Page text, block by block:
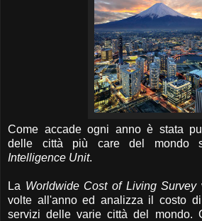
Come accade ogni anno è stata
delle città più care del mondo
Intelligence Unit.
La Worldwide Cost of Living Survey
volte all'anno ed analizza il costo
servizi delle varie città del mondo.